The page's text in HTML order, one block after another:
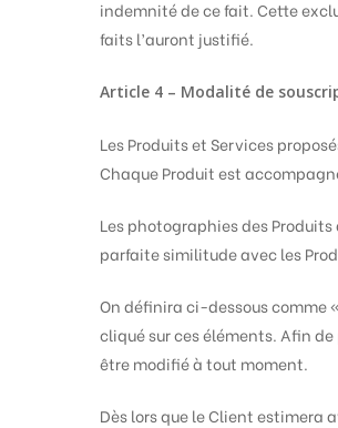
indemnité de ce fait. Cette
faits l’auront justifié.
Article 4 – Modalité de
Les Produits et Services
Chaque Produit est
Les photographies des
parfaite similitude avec les
On définira ci-dessous comme
cliqué sur ces éléments. Afin
être modifié à tout moment.
Dès lors que le Client estimera